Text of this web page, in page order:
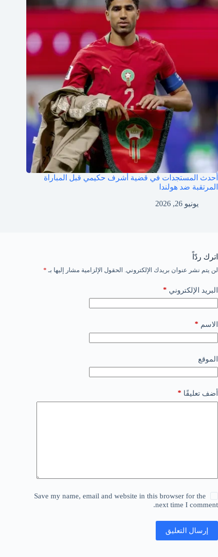
أحدث المستجدات في قضية أشرف حكيمي قبل المباراة
المرتقبة ضد هولندا
يونيو 26, 2026
اترك ردّاً
لن يتم نشر عنوان بريدك الإلكتروني. الحقول الإلزامية مشار إليها بـ *
البريد الإلكتروني *
الاسم *
الموقع
أضف تعليقًا *
Save my name, email and website in this browser for the
next time I comment.
إرسال التعليق